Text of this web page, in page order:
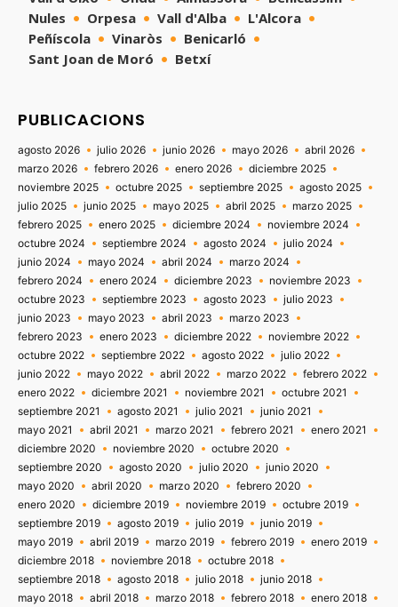
Nules
Orpesa Vall d'Alba
L'Alcora
Peñíscola
Vinaròs
Benicarló
Sant Joan de Moró
Betxí
PUBLICACIONS
agosto 2026 julio 2026 junio 2026 mayo 2026
abril 2026
marzo 2026
febrero 2026 enero 2026
diciembre 2025
noviembre 2025
octubre 2025 septiembre 2025
agosto 2025
julio 2025
junio 2025 mayo 2025 abril 2025
marzo 2025
febrero 2025
enero 2025 diciembre 2024
noviembre 2024
octubre 2024
septiembre 2024 agosto 2024
julio 2024
junio 2024
mayo 2024 abril 2024
marzo 2024
febrero 2024
enero 2024 diciembre 2023
noviembre 2023
octubre 2023
septiembre 2023 agosto 2023
julio 2023
junio 2023
mayo 2023 abril 2023
marzo 2023
febrero 2023
enero 2023 diciembre 2022
noviembre 2022
octubre 2022
septiembre 2022 agosto 2022
julio 2022
junio 2022
mayo 2022 abril 2022 marzo 2022
febrero 2022
enero 2022
diciembre 2021 noviembre 2021
octubre 2021
septiembre 2021
agosto 2021 julio 2021
junio 2021
mayo 2021
abril 2021 marzo 2021 febrero 2021
enero 2021
diciembre 2020
noviembre 2020
octubre 2020
septiembre 2020
agosto 2020 julio 2020
junio 2020
mayo 2020
abril 2020 marzo 2020
febrero 2020
enero 2020
diciembre 2019 noviembre 2019
octubre 2019
septiembre 2019
agosto 2019 julio 2019
junio 2019
mayo 2019
abril 2019 marzo 2019 febrero 2019
enero 2019
diciembre 2018
noviembre 2018
octubre 2018
septiembre 2018
agosto 2018 julio 2018
junio 2018
mayo 2018
abril 2018 marzo 2018 febrero 2018
enero 2018